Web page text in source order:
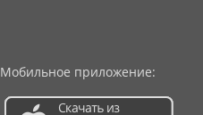
Мобильное приложение: